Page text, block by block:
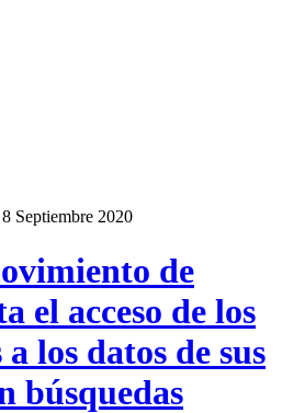
8 Septiembre 2020
de
el acceso de los
los datos de sus
búsquedas